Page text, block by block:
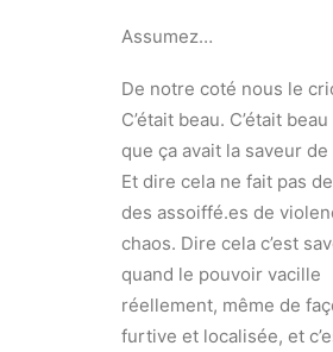
Assumez…
De notre coté nous le
C’était beau. C’était
que ça avait la saveur de
Et dire cela ne fait pas
des assoiffé.es de
chaos. Dire cela c’est
quand le pouvoir vacille
réellement, même de
furtive et localisée, et